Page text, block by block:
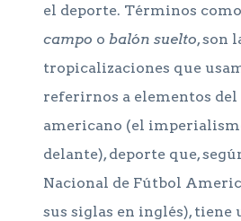
el deporte. Términos como
campo o balón suelto, son
tropicalizaciones que
referirnos a elementos
americano (el
delante), deporte que,
Nacional de Fútbol
sus siglas en inglés), tiene